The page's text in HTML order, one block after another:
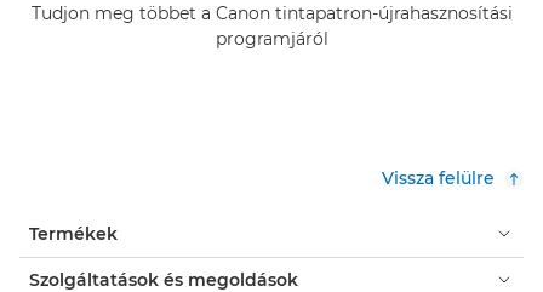
Tudjon meg többet a Canon tintapatron-újrahasznosítási
programjáról
Vissza felülre
Termékek
Szolgáltatások és megoldások